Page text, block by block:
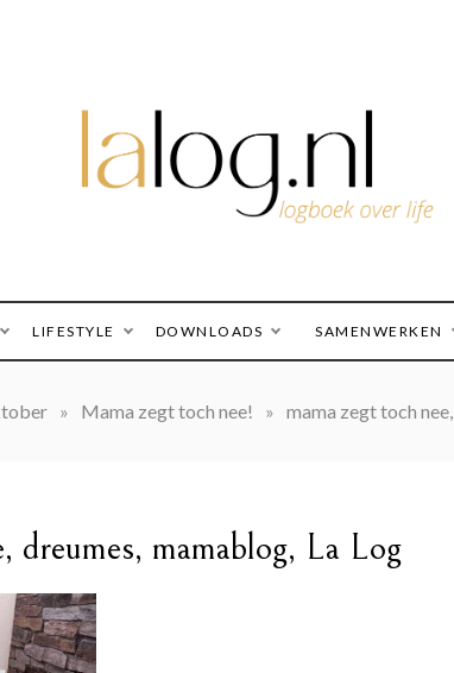
LIFESTYLE DOWNLOADS SAMENWERKEN
» Mama zegt toch nee! » mama zegt toch
dreumes, mamablog, La Log